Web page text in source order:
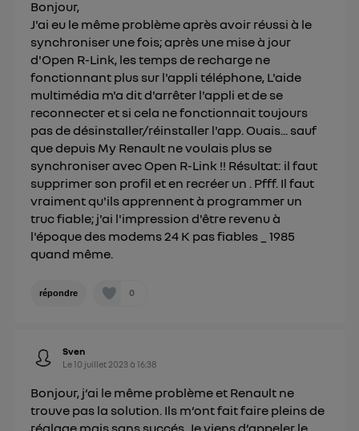
Bonjour,
J'ai eu le même problème après avoir réussi à le
synchroniser une fois; après une mise à jour
d'Open R-Link, les temps de recharge ne
fonctionnant plus sur l'appli téléphone, L'aide
multimédia m'a dit d'arrêter l'appli et de se
reconnecter et si cela ne fonctionnait toujours
pas de désinstaller/réinstaller l'app. Ouais... sauf
que depuis My Renault ne voulais plus se
synchroniser avec Open R-Link !! Résultat: il faut
supprimer son profil et en recréer un . Pfff. Il faut
vraiment qu'ils apprennent à programmer un
truc fiable; j'ai l'impression d'être revenu à
l'époque des modems 24 K pas fiables _ 1985
quand même.
répondre 0
Sven
Le10 juillet 2023 à16:38
Bonjour, j‘ai le même problème et Renault ne
trouve pas la solution. Ils m‘ont fait faire pleins de
réglage mais sans succés. Je viens d‘appeler le